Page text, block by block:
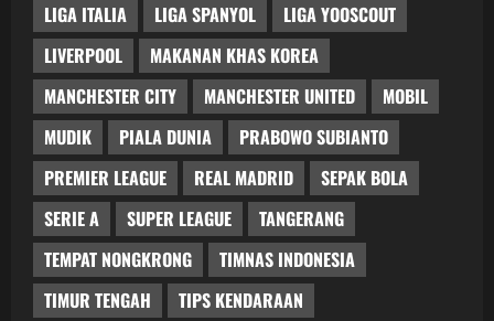
LIGA ITALIA
LIGA SPANYOL
LIGA YOOSCOUT
LIVERPOOL
MAKANAN KHAS KOREA
MANCHESTER CITY
MANCHESTER UNITED
MOBIL
MUDIK
PIALA DUNIA
PRABOWO SUBIANTO
PREMIER LEAGUE
REAL MADRID
SEPAK BOLA
SERIE A
SUPER LEAGUE
TANGERANG
TEMPAT NONGKRONG
TIMNAS INDONESIA
TIMUR TENGAH
TIPS KENDARAAN